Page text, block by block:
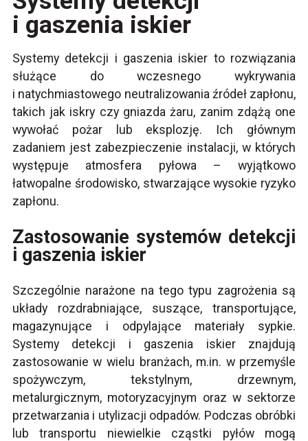
i gaszenia iskier
Systemy detekcji i gaszenia iskier to rozwiązania
służące do wczesnego wykrywania
i natychmiastowego neutralizowania źródeł zapłonu,
takich jak iskry czy gniazda żaru, zanim zdążą one
wywołać pożar lub eksplozję. Ich głównym
zadaniem jest zabezpieczenie instalacji, w których
występuje atmosfera pyłowa – wyjątkowo
łatwopalne środowisko, stwarzające wysokie ryzyko
zapłonu.
Zastosowanie systemów detekcji
i gaszenia iskier
Szczególnie narażone na tego typu zagrożenia są
układy rozdrabniające, suszące, transportujące,
magazynujące i odpylające materiały sypkie.
Systemy detekcji i gaszenia iskier znajdują
zastosowanie w wielu branżach, m.in. w przemyśle
spożywczym, tekstylnym, drzewnym,
metalurgicznym, motoryzacyjnym oraz w sektorze
przetwarzania i utylizacji odpadów. Podczas obróbki
lub transportu niewielkie cząstki pyłów mogą